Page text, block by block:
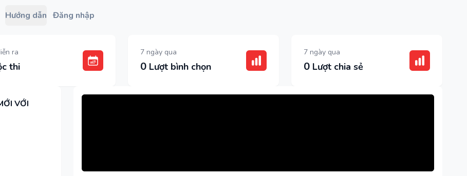
Hướng dẫn Đăng nhập
ra
thi
7 ngày qua
0 Lượt bình chọn
7 ngày qua
0 Lượt chia sẻ
VỚI